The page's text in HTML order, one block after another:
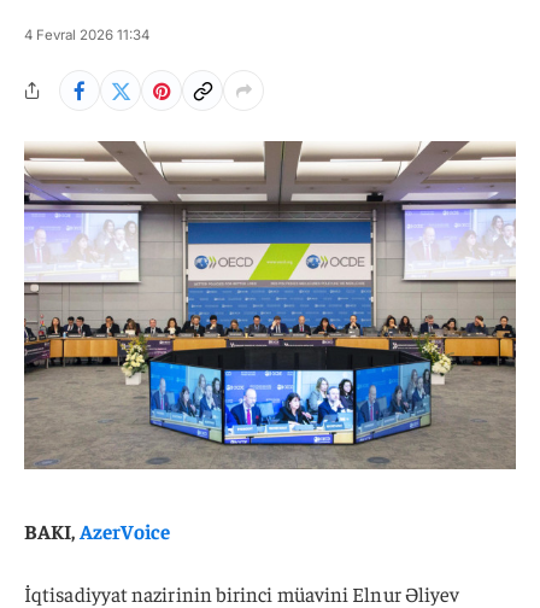
4 Fevral 2026 11:34
BAKI,AzerVoice
İqtisadiyyat nazirinin birinci müavini Elnur Əliyev